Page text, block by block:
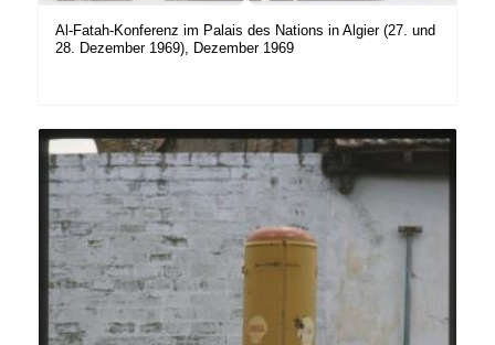
Al-Fatah-Konferenz im Palais des Nations in Algier (27. und
28. Dezember 1969), Dezember 1969